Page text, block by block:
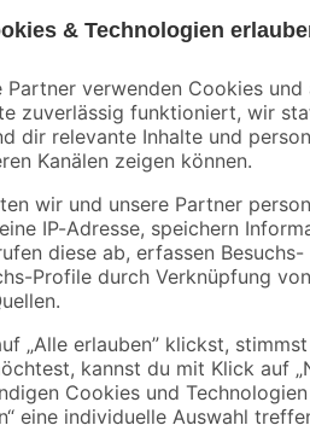
Wandpuffer Ø 22 mm
2 Stück
2,59
Ø
Man
die frisch
toom. Die